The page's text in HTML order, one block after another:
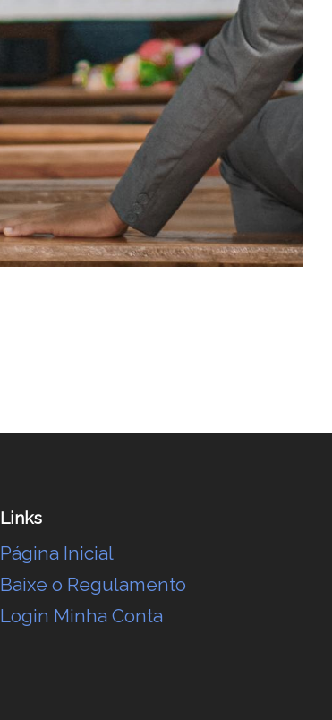
Links
Página Inicial
Baixe o Regulamento
Login Minha Conta